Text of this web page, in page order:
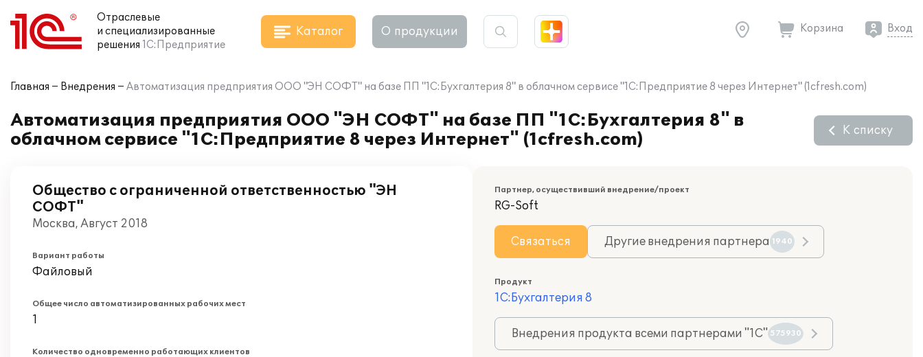
Отраслевые
и специализированные
решения 1С:Предприятие
Каталог О продукции Корзина Вход
Главная Внедрения Автоматизация предприятия ООО "ЭН СОФТ" на базе ПП "1С:Бухгалтерия 8" в облачном сервисе "1С:Предприятие 8 через Интернет" (1cfresh.com)
Автоматизация предприятия ООО "ЭН СОФТ" на базе ПП "1С:Бухгалтерия 8" в
облачном сервисе "1С:Предприятие 8 через Интернет" (1cfresh.com)
К списку
Общество с ограниченной ответственностью "ЭН
СОФТ"
Москва, Август 2018
Вариант работы
Файловый
Общее число автоматизированных рабочих мест
1
Количество одновременно работающих клиентов
Партнер, осуществивший внедрение/проект
RG-Soft
Связаться Другие внедрения партнера 1940
Продукт
1С:Бухгалтерия 8
Внедрения продукта всеми партнерами "1С" 575930